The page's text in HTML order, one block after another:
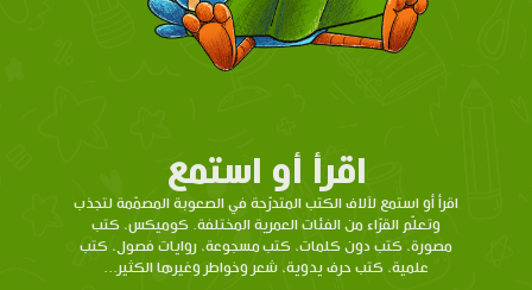
اقرأ أو استمع
اقرأ أو استمع لآلاف الكتب المتدرّحة في الصعوبة المصمّمة لتجذب
وتعلّم القرّاء من الفئات العمرية المختلفة. كوميكس، كتب
مصورة، كتب دون كلمات، كتب مسجوعة، روايات فصول، كتب
علمية، كتب حرف يدوية، شعر وخواطر وغيرها الكثير...